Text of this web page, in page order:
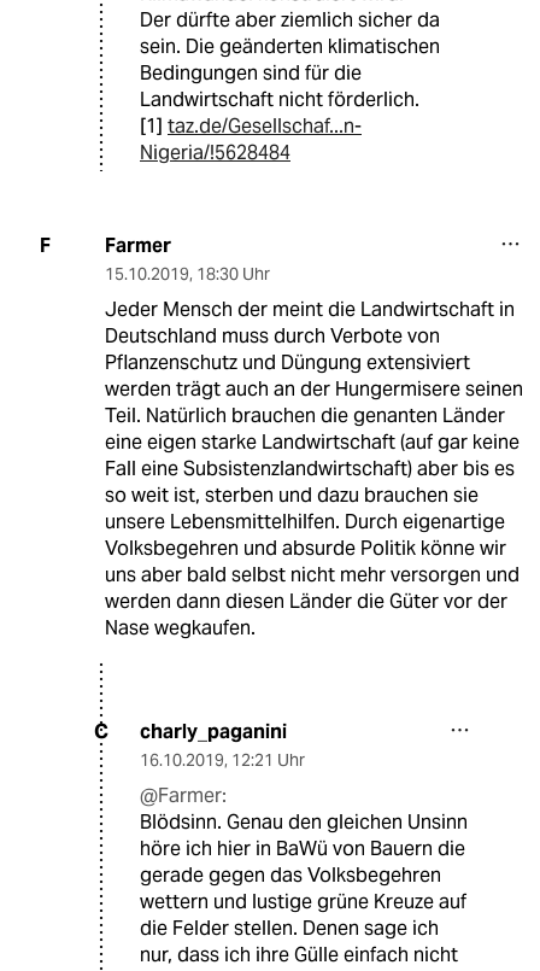
Der dürfte aber ziemlich sicher da
sein. Die geänderten klimatischen
Bedingungen sind für die
Landwirtschaft nicht förderlich.
[1] taz.de/Gesellschaf...n-
Nigeria/!5628484
F Farmer
15.10.2019, 18:30 Uhr
Jeder Mensch der meint die Landwirtschaft in
Deutschland muss durch Verbote von
Pflanzenschutz und Düngung extensiviert
werden trägt auch an der Hungermisere seinen
Teil. Natürlich brauchen die genanten Länder
eine eigen starke Landwirtschaft (auf gar keine
Fall eine Subsistenzlandwirtschaft) aber bis es
so weit ist, sterben und dazu brauchen sie
unsere Lebensmittelhilfen. Durch eigenartige
Volksbegehren und absurde Politik könne wir
uns aber bald selbst nicht mehr versorgen und
werden dann diesen Länder die Güter vor der
Nase wegkaufen.
C charly_paganini
16.10.2019, 12:21 Uhr
@Farmer:
Blödsinn. Genau den gleichen Unsinn
höre ich hier in BaWü von Bauern die
gerade gegen das Volksbegehren
wettern und lustige grüne Kreuze auf
die Felder stellen. Denen sage ich
nur, dass ich ihre Gülle einfach nicht